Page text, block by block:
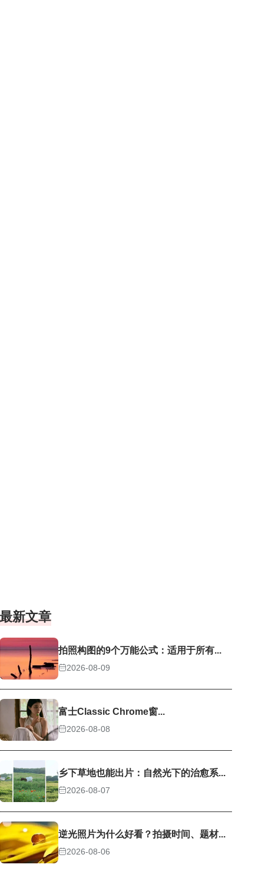
最新文章
拍照构图的9个万能公式：适用于所有...
2026-08-09
富士Classic Chrome窗...
2026-08-08
乡下草地也能出片：自然光下的治愈系...
2026-08-07
逆光照片为什么好看？拍摄时间、题材...
2026-08-06